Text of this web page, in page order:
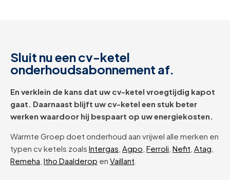
Sluit nu een cv-ketel
onderhoudsabonnement af.
En verklein de kans dat uw cv-ketel vroegtijdig kapot
gaat. Daarnaast blijft uw cv-ketel een stuk beter
werken waardoor hij bespaart op uw energiekosten.
Warmte Groep doet onderhoud aan vrijwel alle merken en
typen cv ketels zoals Intergas Agpo Ferroli Nefit Atag
Remeha Itho Daalderop en Vaillant